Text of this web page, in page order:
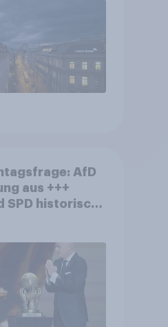
steht
AfD
aus +++
SPD historisch
Politik